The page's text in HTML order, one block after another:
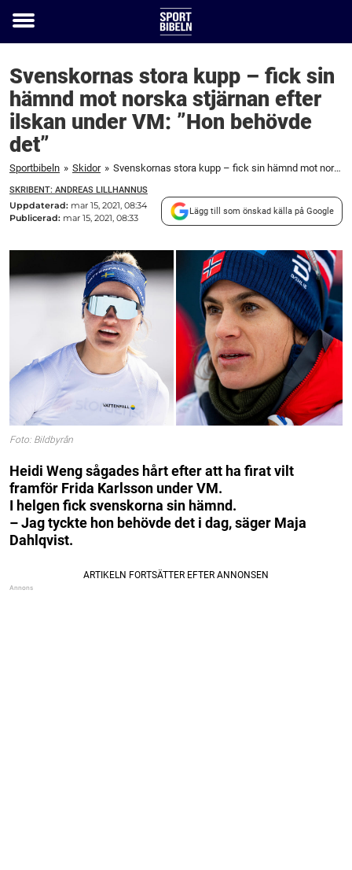
Toggle
Svenskornas stora kupp – fick sin
hämnd mot norska stjärnan efter
ilskan under VM: ”Hon behövde
det”
Sportbibeln » Skidor » Svenskornas stora kupp – fick sin hämnd mot norska stjärnan efter ilskan under VM: ”Hon behövde det”
SKRIBENT: ANDREAS LILLHANNUS
Uppdaterad: mar 15, 2021, 08:34
Publicerad: mar 15, 2021, 08:33
Lägg till som önskad källa på Google
Foto: Bildbyrån
Heidi Weng sågades hårt efter att ha firat vilt
framför Frida Karlsson under VM.
I helgen fick svenskorna sin hämnd.
– Jag tyckte hon behövde det i dag, säger Maja
Dahlqvist.